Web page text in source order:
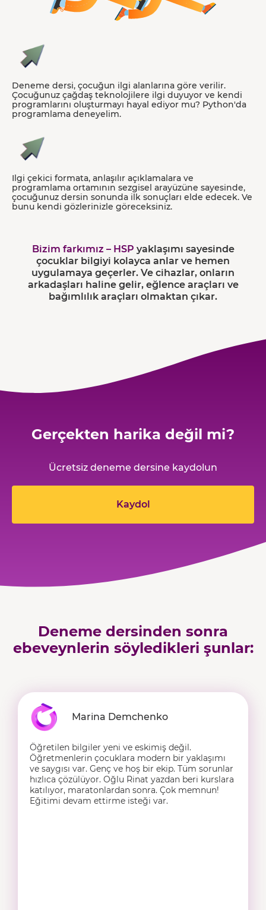
Deneme dersi, çocuğun ilgi alanlarına göre verilir.
Çocuğunuz çağdaş teknolojilere ilgi duyuyor ve kendi
programlarını oluşturmayı hayal ediyor mu? Python'da
programlama deneyelim.
Ilgi çekici formata, anlaşılır açıklamalara ve
programlama ortamının sezgisel arayüzüne sayesinde,
çocuğunuz dersin sonunda ilk sonuçları elde edecek. Ve
bunu kendi gözlerinizle göreceksiniz.
Bizim farkımız – HSP yaklaşımı sayesinde
çocuklar bilgiyi kolayca anlar ve hemen
uygulamaya geçerler. Ve cihazlar, onların
arkadaşları haline gelir, eğlence araçları ve
bağımlılık araçları olmaktan çıkar.
Gerçekten harika değil mi?
Ücretsiz deneme dersine kaydolun
Kaydol
Deneme dersinden sonra
ebeveynlerin söyledikleri şunlar:
Marina Demchenko
Öğretilen bilgiler yeni ve eskimiş değil.
Öğretmenlerin çocuklara modern bir yaklaşımı
ve saygısı var. Genç ve hoş bir ekip. Tüm sorunlar
hızlıca çözülüyor. Oğlu Rinat yazdan beri kurslara
katılıyor, maratonlardan sonra. Çok memnun!
Eğitimi devam ettirme isteği var.